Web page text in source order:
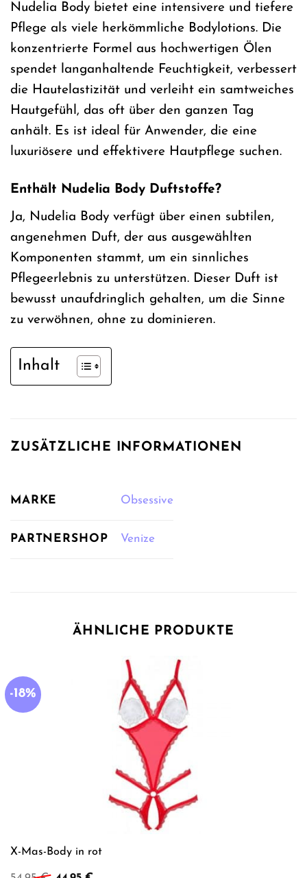
Nudelia Body bietet eine intensivere und tiefere
Pflege als viele herkömmliche Bodylotions. Die
konzentrierte Formel aus hochwertigen Ölen
spendet langanhaltende Feuchtigkeit, verbessert
die Hautelastizität und verleiht ein samtweiches
Hautgefühl, das oft über den ganzen Tag
anhält. Es ist ideal für Anwender, die eine
luxuriösere und effektivere Hautpflege suchen.
Enthält Nudelia Body Duftstoffe?
Ja, Nudelia Body verfügt über einen subtilen,
angenehmen Duft, der aus ausgewählten
Komponenten stammt, um ein sinnliches
Pflegeerlebnis zu unterstützen. Dieser Duft ist
bewusst unaufdringlich gehalten, um die Sinne
zu verwöhnen, ohne zu dominieren.
Inhalt
ZUSÄTZLICHE INFORMATIONEN
MARKE Obsessive
PARTNERSHOP Venize
ÄHNLICHE PRODUKTE
-18%
X-Mas-Body in rot